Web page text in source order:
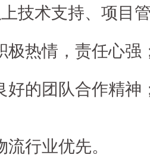
术支持、项目管
热情，责任心强
的团队合作精神
行业优先。